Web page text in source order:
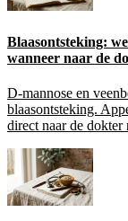
Blaasontsteking:
wanneer naar de
D-mannose en
blaasontsteking.
direct naar de dokter